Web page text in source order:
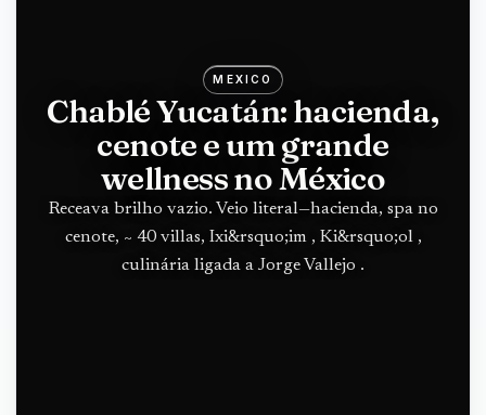
MEXICO
Chablé Yucatán: hacienda,
cenote e um grande
wellness no México
Receava brilho vazio. Veio literal—hacienda, spa no
cenote, ~ 40 villas, Ixi&rsquo;im , Ki&rsquo;ol ,
culinária ligada a Jorge Vallejo .